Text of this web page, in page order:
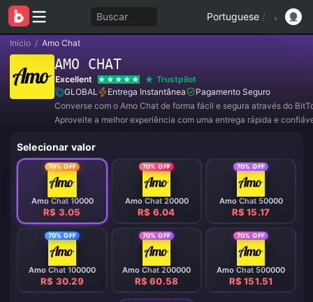
Buscar Portuguese /
Início / Amo Chat
AMO CHAT
Excellent
Trustpilot
GLOBAL
Entrega Instantânea
Pagamento Seguro
Converse com o Amo Chat de forma fácil e segura através do
Aproveite a melhor experiência com uma entrega rápida e
Selecionar valor
70% OFF
Amo Chat 10000
R$ 3.05
70% OFF
Amo Chat 20000
R$ 6.04
70% OFF
Amo Chat 50000
R$ 15.17
70% OFF
Amo Chat 100000
R$ 30.29
70% OFF
Amo Chat 200000
R$ 60.58
70% OFF
Amo Chat 500000
R$ 151.51